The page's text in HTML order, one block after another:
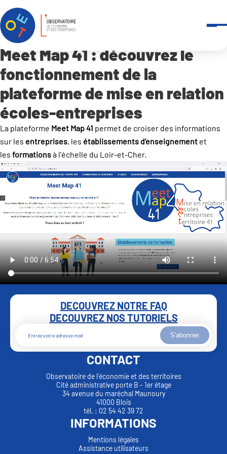
Accueil
Meet Map 41 : découvrez le fonctionnement de la plateforme
Meet Map 41 : découvrez le
fonctionnement de la
plateforme de mise en relation
écoles-entreprises
La plateforme Meet Map 41 permet de croiser des informations
sur les entreprises, les établissements d’enseignement et
les formationsà l’échelle du Loir-et-Cher.
DECOUVREZ NOTRE FAQ
DECOUVREZ NOS TUTORIELS
S'abonner
CONTACT
Observatoire de l'économie et des territoires
Cité administrative porte B - 1er étage
34 avenue du maréchal Maunoury
41000 Blois
tél. : 02 54 42 39 72
INFORMATIONS
Mentions légales
Assistance utilisateurs